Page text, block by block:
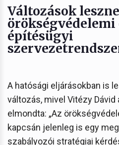
Változások
örökségvédelemi
építésügyi
A hatósági eljárásokban is
változás, mivel Vitézy Dávid
elmondta: „Az
kapcsán jelenleg is egy
szabályozói stratégiai